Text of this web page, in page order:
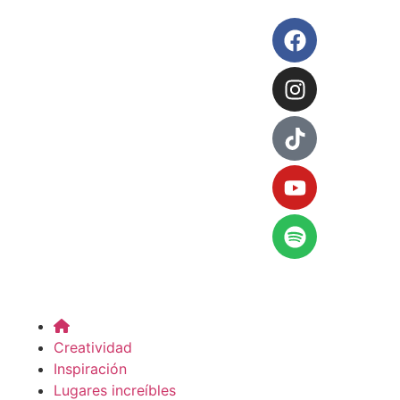
Creatividad
Inspiración
Lugares increíbles